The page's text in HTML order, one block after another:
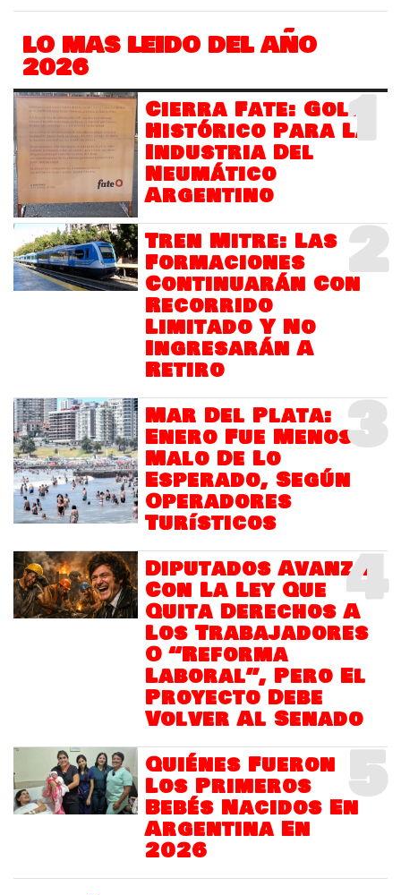
LO MAS LEIDO DEL AÑO
2026
1
Cierra Fate: Golpe
Histórico Para La
Industria Del
Neumático
Argentino
2
Tren Mitre: Las
Formaciones
Continuarán Con
Recorrido
Limitado Y No
Ingresarán A
Retiro
3
Mar Del Plata:
Enero Fue Menos
Malo De Lo
Esperado, Según
Operadores
Turísticos
4
Diputados Avanza
Con La Ley Que
Quita Derechos A
Los Trabajadores
O “Reforma
Laboral”, Pero El
Proyecto Debe
Volver Al Senado
5
Quiénes Fueron
Los Primeros
Bebés Nacidos En
Argentina En
2026